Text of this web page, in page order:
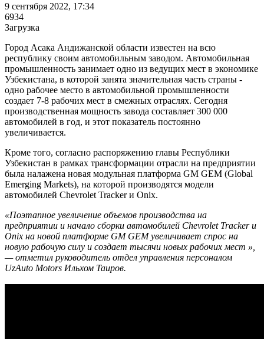
9 сентября 2022, 17:34
6934
Загрузка
Город Асака Андижанской области известен на всю
республику своим автомобильным заводом. Автомобильная
промышленность занимает одно из ведущих мест в экономике
Узбекистана, в которой занята значительная часть страны -
одно рабочее место в автомобильной промышленности
создает 7-8 рабочих мест в смежных отраслях. Сегодня
производственная мощность завода составляет 300 000
автомобилей в год, и этот показатель постоянно
увеличивается.
Кроме того, согласно распоряжению главы Республики
Узбекистан в рамках трансформации отрасли на предприятии
была налажена новая модульная платформа GM GEM (Global
Emerging Markets), на которой производятся модели
автомобилей Chevrolet Tracker и Onix.
«Поэтапное увеличение объемов производства на
предприятии и начало сборки автомобилей Chevrolet Tracker и
Onix на новой платформе GM GEM увеличивает спрос на
новую рабочую силу и создает тысячи новых рабочих мест »,
— отметил руководитель отдел управления персоналом
UzAuto Motors Ильхом Таиров.